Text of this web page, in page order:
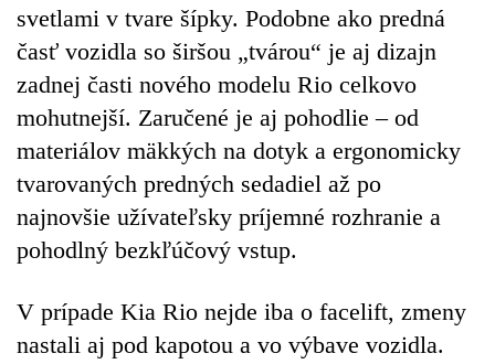
svetlami v tvare šípky. Podobne ako predná
časť vozidla so širšou „tvárou“ je aj dizajn
zadnej časti nového modelu Rio celkovo
mohutnejší. Zaručené je aj pohodlie – od
materiálov mäkkých na dotyk a ergonomicky
tvarovaných predných sedadiel až po
najnovšie užívateľsky príjemné rozhranie a
pohodlný bezkľúčový vstup.
V prípade Kia Rio nejde iba o facelift, zmeny
nastali aj pod kapotou a vo výbave vozidla.